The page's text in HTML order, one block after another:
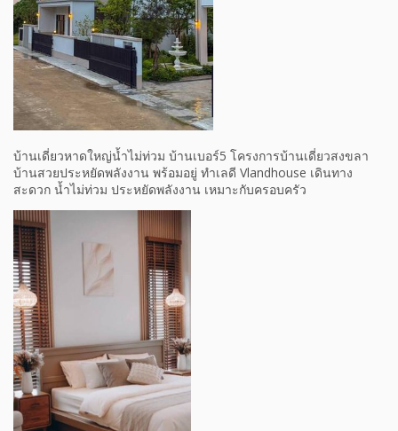
บ้านเดี่ยวหาดใหญ่น้ำไม่ท่วม บ้านเบอร์5 โครงการบ้านเดี่ยวสงขลา
บ้านสวยประหยัดพลังงาน พร้อมอยู่ ทำเลดี Vlandhouse เดินทาง
สะดวก น้ำไม่ท่วม ประหยัดพลังงาน เหมาะกับครอบครัว